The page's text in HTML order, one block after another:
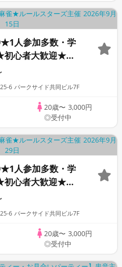
人参加多数・学
初心者大歓迎★初
会人友達作り麻雀
ズ6 パークサイド共同ビル7F
20歳〜 3,000円
◎受付中
人参加多数・学
初心者大歓迎★初
会人友達作り麻雀
ズ6 パークサイド共同ビル7F
20歳〜 3,000円
◎受付中